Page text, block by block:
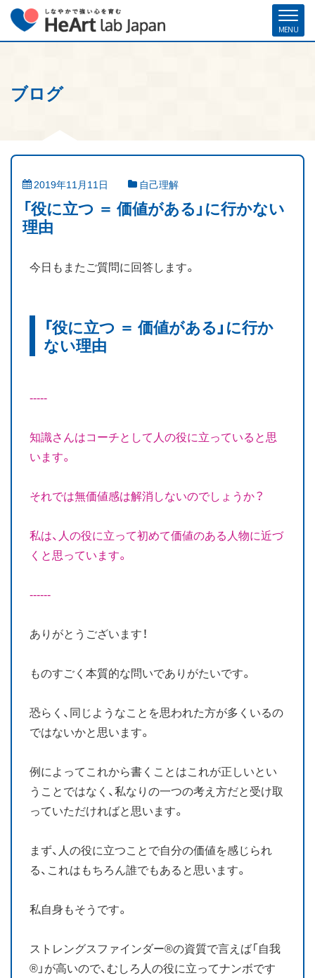
ホーム
クリフトンストレングス®（ストレングスファインダー®）
ストレングスコーチング／セミナー
研修・人材育成／組織開発支援
コーチ紹介
お知らせ
ブログ
2019年11月11日 自己理解
「役に立つ ＝ 価値がある」に行かない
理由
今日もまたご質問に回答します。
「役に立つ ＝ 価値がある」に行か
ない理由
-----
知識さんはコーチとして人の役に立っていると思
います。
それでは無価値感は解消しないのでしょうか？
私は、人の役に立って初めて価値のある人物に近づ
くと思っています。
------
ありがとうございます！
ものすごく本質的な問いでありがたいです。
恐らく、同じようなことを思われた方が多くいるの
ではないかと思います。
例によってこれから書くことはこれが正しいとい
うことではなく、私なりの一つの考え方だと受け取
っていただければと思います。
まず、人の役に立つことで自分の価値を感じられ
る、これはもちろん誰でもあると思います。
私自身もそうです。
ストレングスファインダー®の資質で言えば「自我
®」が高いので、むしろ人の役に立ってナンボです